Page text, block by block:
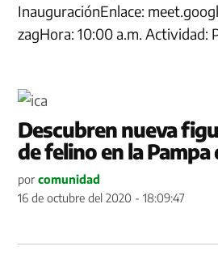
InauguraciónEnlace:
zagHora: 10:00 a.m. Actividad:
Descubren nueva
de felino en la Pampa
por comunidad
16 de octubre del 2020 - 18:09:47